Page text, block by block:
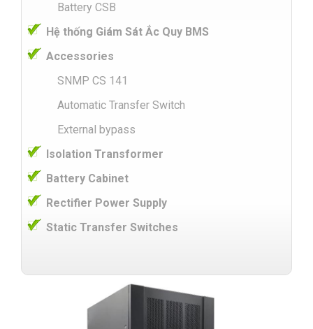
Battery CSB
Hệ thống Giám Sát Ắc Quy BMS
Accessories
SNMP CS 141
Automatic Transfer Switch
External bypass
Isolation Transformer
Battery Cabinet
Rectifier Power Supply
Static Transfer Switches